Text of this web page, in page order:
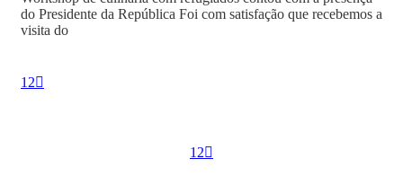
do Presidente da República Foi com satisfação que recebemos a
visita do
1 2
1 2